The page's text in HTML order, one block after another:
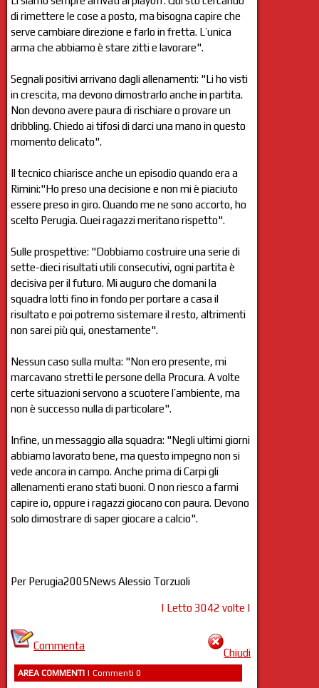
di rimettere le cose a posto, ma bisogna capire che
serve cambiare direzione e farlo in fretta. L’unica
arma che abbiamo è stare zitti e lavorare".
Segnali positivi arrivano dagli allenamenti: "Li ho visti
in crescita, ma devono dimostrarlo anche in partita.
Non devono avere paura di rischiare o provare un
dribbling. Chiedo ai tifosi di darci una mano in questo
momento delicato".
Il tecnico chiarisce anche un episodio quando era a
Rimini:"Ho preso una decisione e non mi è piaciuto
essere preso in giro. Quando me ne sono accorto, ho
scelto Perugia. Quei ragazzi meritano rispetto".
Sulle prospettive: "Dobbiamo costruire una serie di
sette-dieci risultati utili consecutivi, ogni partita è
decisiva per il futuro. Mi auguro che domani la
squadra lotti fino in fondo per portare a casa il
risultato e poi potremo sistemare il resto, altrimenti
non sarei più qui, onestamente".
Nessun caso sulla multa: "Non ero presente, mi
marcavano stretti le persone della Procura. A volte
certe situazioni servono a scuotere l’ambiente, ma
non è successo nulla di particolare".
Infine, un messaggio alla squadra: "Negli ultimi giorni
abbiamo lavorato bene, ma questo impegno non si
vede ancora in campo. Anche prima di Carpi gli
allenamenti erano stati buoni. O non riesco a farmi
capire io, oppure i ragazzi giocano con paura. Devono
solo dimostrare di saper giocare a calcio".
Per Perugia2005News Alessio Torzuoli
| Letto 3042 volte |
Chiudi
Commenta
AREA COMMENTI | Commenti 0